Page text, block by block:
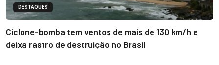
DESTAQUES
Ciclone-bomba tem ventos de mais de 130 km/h e
deixa rastro de destruição no Brasil